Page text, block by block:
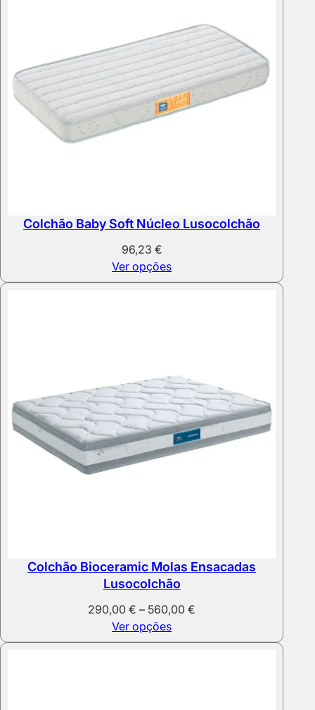
Colchão Baby Soft Núcleo Lusocolchão
96,23 €
Ver opções
Colchão Bioceramic Molas Ensacadas
Lusocolchão
290,00€ – 560,00€
290,00 €
Ver opções